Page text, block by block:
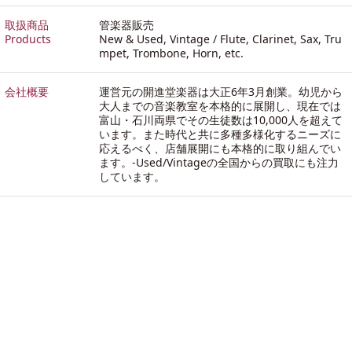
取扱商品
Products
管楽器販売
New & Used, Vintage / Flute, Clarinet, Sax, Tru
mpet, Trombone, Horn, etc.
会社概要
運営元の開進堂楽器は大正6年3月創業。幼児から
大人までの音楽教室を本格的に展開し、現在では
富山・石川両県でその生徒数は10,000人を超えて
います。また時代と共に多種多様化するニーズに
応えるべく、店舗展開にも本格的に取り組んでい
ます。-Used/Vintageの全国からの買取にも注力
しています。